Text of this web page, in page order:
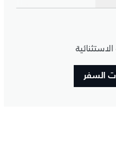
السفر